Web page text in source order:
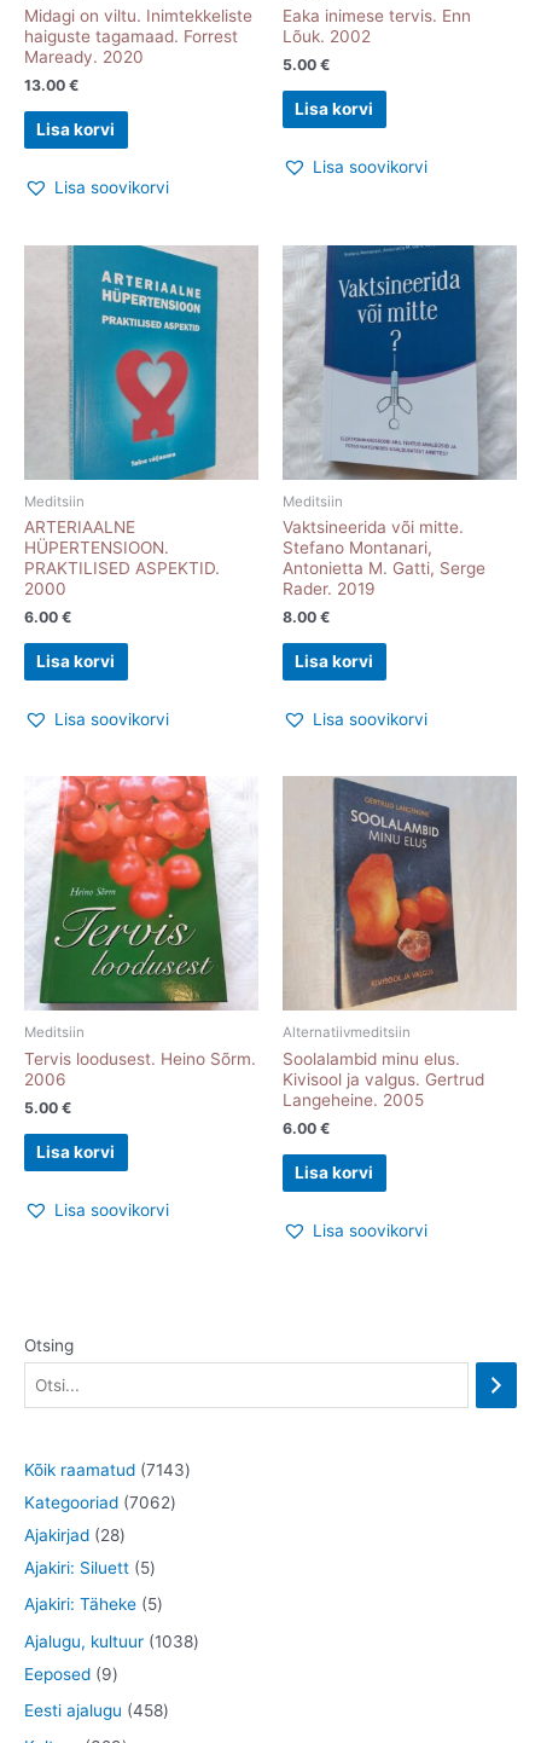
Midagi on viltu. Inimtekkeliste
haiguste tagamaad. Forrest
Maready. 2020
13.00 €
Lisa korvi
Lisa soovikorvi
Eaka inimese tervis. Enn
Lõuk. 2002
5.00 €
Lisa korvi
Lisa soovikorvi
Meditsiin
ARTERIAALNE
HÜPERTENSIOON.
PRAKTILISED ASPEKTID.
2000
6.00 €
Lisa korvi
Lisa soovikorvi
Meditsiin
Vaktsineerida või mitte.
Stefano Montanari,
Antonietta M. Gatti, Serge
Rader. 2019
8.00 €
Lisa korvi
Lisa soovikorvi
Meditsiin
Tervis loodusest. Heino Sõrm.
2006
5.00 €
Lisa korvi
Lisa soovikorvi
Alternatiivmeditsiin
Soolalambid minu elus.
Kivisool ja valgus. Gertrud
Langeheine. 2005
6.00 €
Lisa korvi
Lisa soovikorvi
Otsing
Kõik raamatud 71437
o
Kategooriad 70627
Ajakirjad 282
8
t
Ajakiri: Siluett 55
t
o
Ajakiri: Täheke 55
t
o
Ajalugu, kultuur 10381
Eeposed 99
t
o
Eesti ajalugu 4584